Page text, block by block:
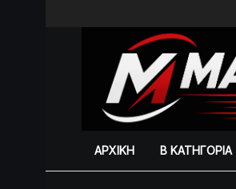
ΑΡΧΙΚΗ Β ΚΑΤΗΓΟΡΙΑ